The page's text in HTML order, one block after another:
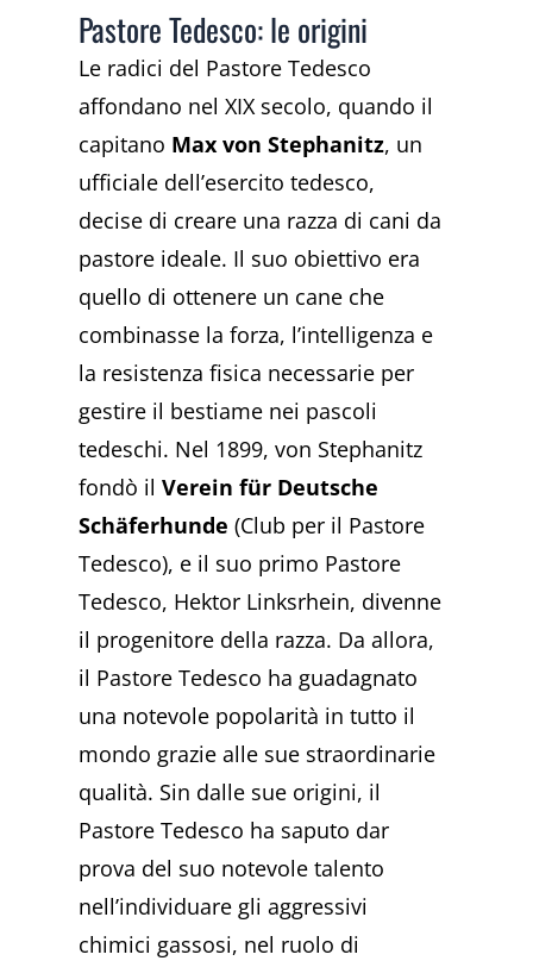
Pastore Tedesco: le origini
Le radici del Pastore Tedesco
affondano nel XIX secolo, quando il
capitano Max von Stephanitz, un
ufficiale dell’esercito tedesco,
decise di creare una razza di cani da
pastore ideale. Il suo obiettivo era
quello di ottenere un cane che
combinasse la forza, l’intelligenza e
la resistenza fisica necessarie per
gestire il bestiame nei pascoli
tedeschi. Nel 1899, von Stephanitz
fondò ilVerein für Deutsche
Schäferhunde (Club per il Pastore
Tedesco), e il suo primo Pastore
Tedesco, Hektor Linksrhein, divenne
il progenitore della razza. Da allora,
il Pastore Tedesco ha guadagnato
una notevole popolarità in tutto il
mondo grazie alle sue straordinarie
qualità. Sin dalle sue origini, il
Pastore Tedesco ha saputo dar
prova del suo notevole talento
nell’individuare gli aggressivi
chimici gassosi, nel ruolo di